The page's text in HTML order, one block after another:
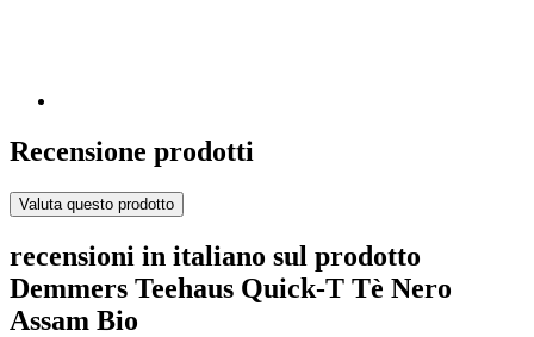
Recensione prodotti
Valuta questo prodotto
recensioni in italiano sul prodotto
Demmers Teehaus Quick-T Tè Nero
Assam Bio